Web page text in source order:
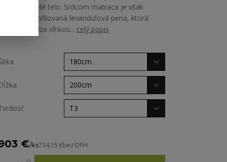
oporu pre celé telo. Srdcom matraca je však
špeciálne profilovaná levanduľová pena, ktorá
nielen odvádza vlhkos... celý popis
€/ks734,15 €bez DPH